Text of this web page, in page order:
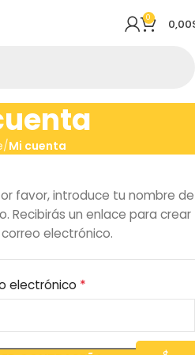
0 0,00
Mi cuenta
favor, introduce tu nombre de
Recibirás un enlace para crear
electrónico.
electrónico *